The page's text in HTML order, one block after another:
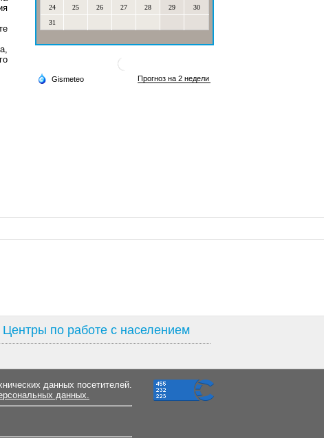
24
25 26 27 28 29
30
31
Центры по работе с населением
данных посетителей.
данных.